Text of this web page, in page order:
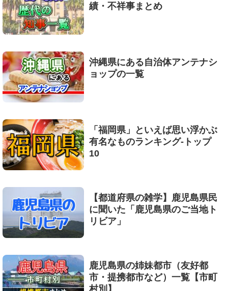
績・不祥事まとめ
沖縄県にある自治体アンテナシ
ョップの一覧
「福岡県」といえば思い浮かぶ
有名なものランキング-トップ
10
【都道府県の雑学】鹿児島県民
に聞いた「鹿児島県のご当地ト
リビア」
鹿児島県の姉妹都市（友好都
市・提携都市など）一覧【市町
村別】